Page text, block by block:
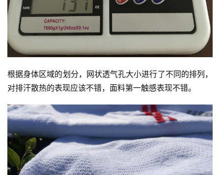
装
训
视
频
用
根据身体区域的划分，网状透气孔大小进行了不同的排列，
对排汗散热的表现应该不错，面料第一触感表现不错。